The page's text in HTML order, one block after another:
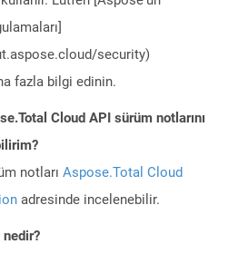
security)
fazla bilgi edinin.
Cloud API sürüm notlarını
notları Aspose.Total Cloud
adresinde incelenebilir.
nedir?